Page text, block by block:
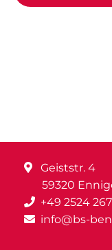
Geiststr. 4
59320
+49 2524
info@bs-